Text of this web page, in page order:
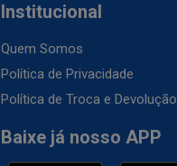
Institucional
Quem Somos
Política de Privacidade
Política de Troca e Devolução
Baixe já nosso APP